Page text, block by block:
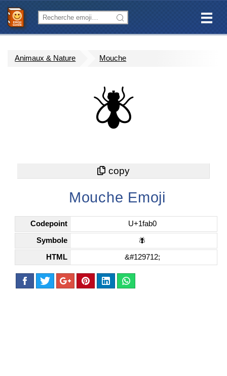
Animaux & Nature Mouche
🪰
Mouche Emoji
Codepoint U+1fab0
Symbole 🪰
HTML &#129712;